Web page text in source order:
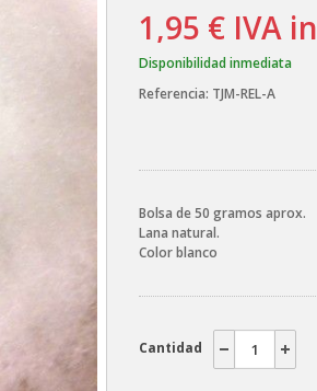
1,95 € IVA
Disponibilidad inmediata
Referencia: TJM-REL-A
Bolsa de 50 gramos aprox.
Lana natural.
Color blanco
Cantidad